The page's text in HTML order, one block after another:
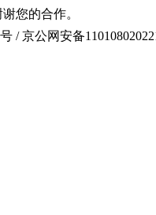
您的合作。
/ 京公网安备